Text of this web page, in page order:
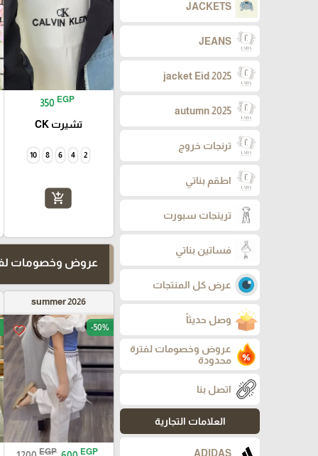
JACKETS
JEANS
jacket Eid 2025
autumn 2025
ترنجات خروج
اطقم بناتي
ترينجات سبورت
فساتين بناتي
عرض كل المنتجات
وصل حديثاً
عروض وخصومات لفترة
محدودة
اتصل بنا
العلامات التجارية
ADIDAS
350 EGP
تشيرت CK
2
4
6
8
10
add_shopping_cart
عروض وخصومات
summer 2026
favorite_border -50%
EGP EGP